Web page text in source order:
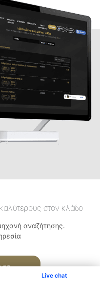
Live chat
στον κλάδο
αναζήτησης.